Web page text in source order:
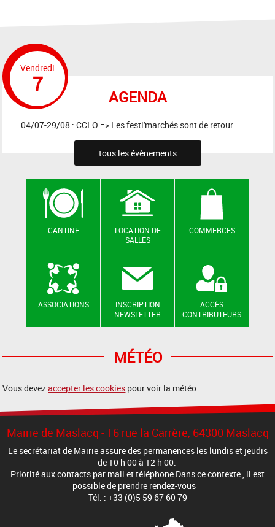
AGENDA
Vendredi
7
04/07-29/08 : CCLO => Les festi'marchés sont de retour
tous les évènements
CANTINE
LOCATION DE
SALLES
COMMERCES
ASSOCIATIONS
INSCRIPTION
NEWSLETTER
ACCÈS
CONTRIBUTEURS
MÉTÉO
Vous devezaccepter les cookies pour voir la météo.
Mairie de Maslacq - 16 rue la Carrère, 64300 Maslacq
Le secrétariat de Mairie assure des permanences les lundis et jeudis
de 10 h 00 à 12 h 00.
Priorité aux contacts par mail et téléphone Dans ce contexte , il est
possible de prendre rendez-vous
Tél. : +33 (0)5 59 67 60 79